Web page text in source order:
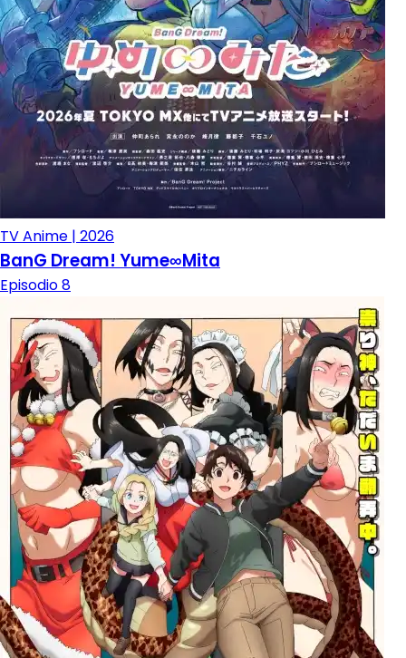
TV Anime | 2026
BanG Dream! Yume∞Mita
Episodio 8